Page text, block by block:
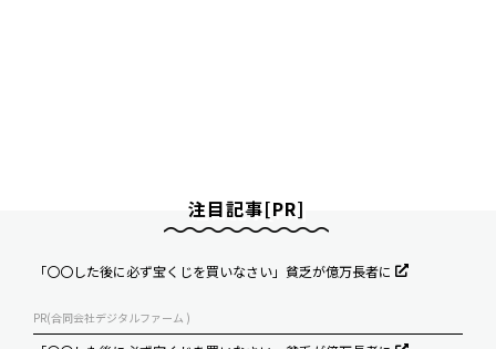
注目記事[PR]
「〇〇した後に必ず宝くじを買いなさい」貧乏が億万長者に
PR(合同会社デジタルファーム )